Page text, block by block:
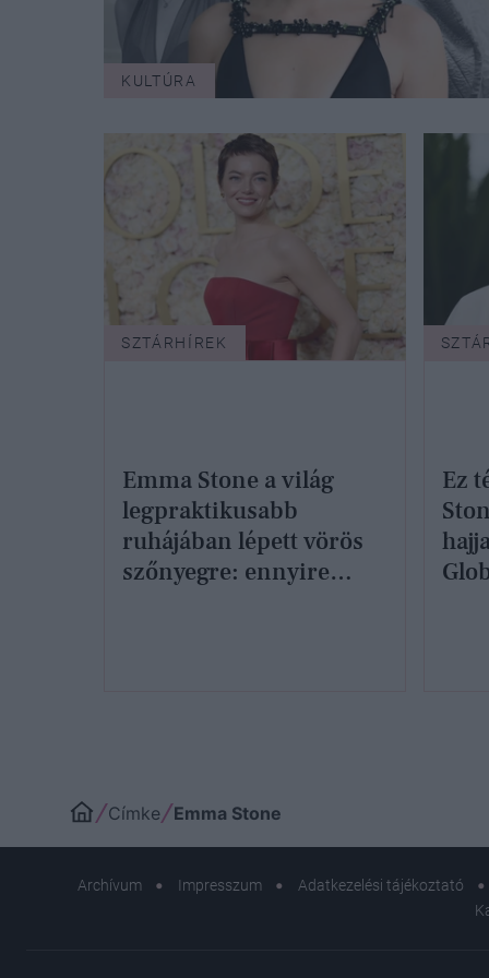
KULTÚRA
SZTÁRHÍREK
Emma Stone a világ
legpraktikusabb
ruhájában lépett vörös
szőnyegre: ennyire
Ez
Címke Emma Stone
Archívum Impresszum Adatkezelési tájékoztató